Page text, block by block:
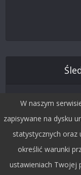
W naszym
zapisywane na dysku
statystycznych oraz
określić warunki
ustawieniach Twojej